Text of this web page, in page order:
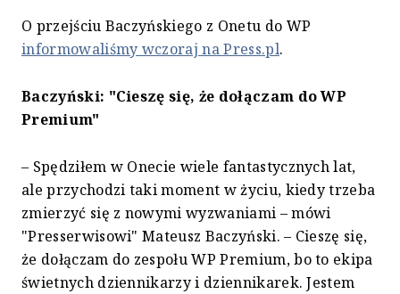
O przejściu Baczyńskiego z Onetu do WP
informowaliśmy wczoraj na Press.pl.
Baczyński: "Cieszę się, że dołączam do WP
Premium"
– Spędziłem w Onecie wiele fantastycznych lat,
ale przychodzi taki moment w życiu, kiedy trzeba
zmierzyć się z nowymi wyzwaniami – mówi
"Presserwisowi" Mateusz Baczyński. – Cieszę się,
że dołączam do zespołu WP Premium, bo to ekipa
świetnych dziennikarzy i dziennikarek. Jestem